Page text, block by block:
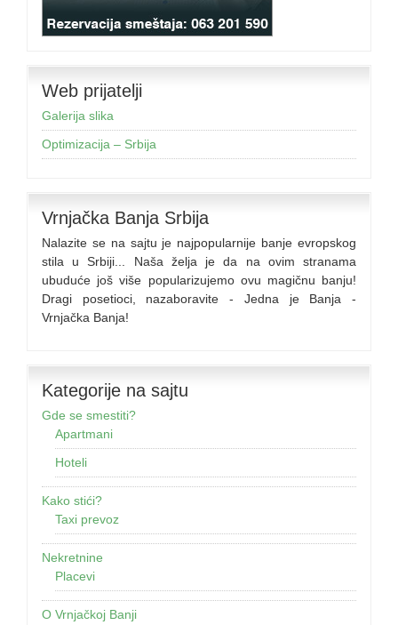
Web prijatelji
Galerija slika
Optimizacija – Srbija
Vrnjačka Banja Srbija
Nalazite se na sajtu je najpopularnije banje evropskog
stila u Srbiji... Naša želja je da na ovim stranama
ubuduće još više popularizujemo ovu magičnu banju!
Dragi posetioci, nazaboravite - Jedna je Banja -
Vrnjačka Banja!
Kategorije na sajtu
Gde se smestiti?
Apartmani
Hoteli
Kako stići?
Taxi prevoz
Nekretnine
Placevi
O Vrnjačkoj Banji